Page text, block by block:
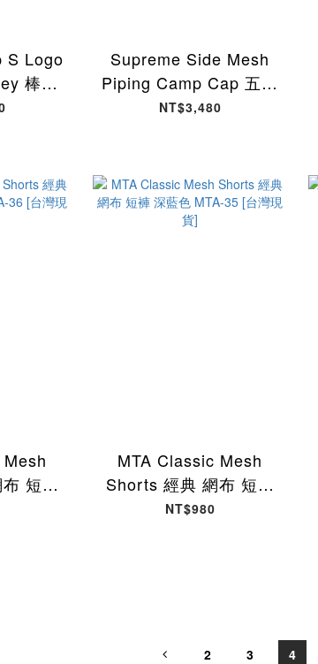
S Logo
棒球
黑色
Supreme Side Mesh
Piping Camp Cap 五分
割帽 帽子 拼接 丹寧藍
NT$3,480
短褲
台灣現
MTA Classic Mesh
Shorts 經典 網布 短褲
深藍色 MTA-35 [台灣現
NT$980
2 3 4